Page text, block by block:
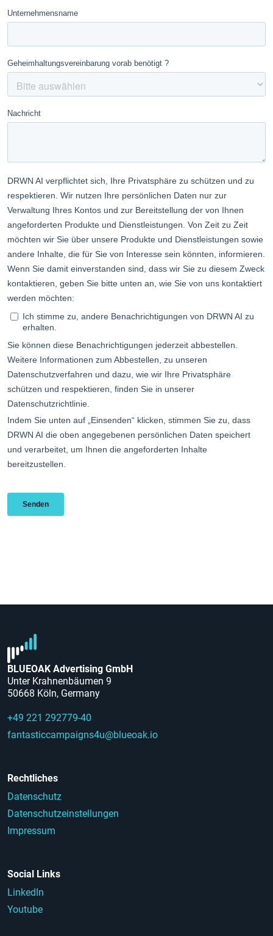
BLUEOAK Advertising GmbH
Unter Krahnenbäumen 9
50668 Köln, Germany
+49 221 292779-40
fantasticcampaigns4u@blueoak.io
Rechtliches
Datenschutz
Datenschutzeinstellungen
Impressum
Social Links
LinkedIn
Youtube